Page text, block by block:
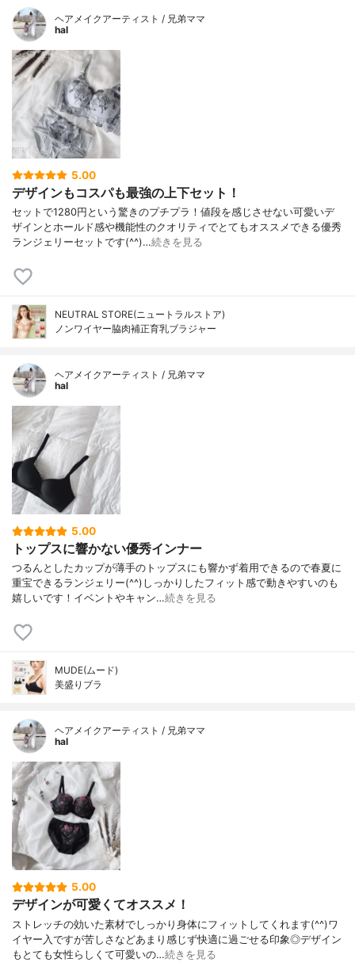
ヘアメイクアーティスト / 兄弟ママ
hal
5.00
デザインもコスパも最強の上下セット！
セットで1280円という驚きのプチプラ！値段を感じさせない可愛いデ
ザインとホールド感や機能性のクオリティでとてもオススメできる優秀
ランジェリーセットです(^^)…続きを見る
NEUTRAL STORE(ニュートラルストア)
ノンワイヤー脇肉補正育乳ブラジャー
ヘアメイクアーティスト / 兄弟ママ
hal
5.00
トップスに響かない優秀インナー
つるんとしたカップが薄手のトップスにも響かず着用できるので春夏に
重宝できるランジェリー(^^)しっかりしたフィット感で動きやすいのも
嬉しいです！イベントやキャン…続きを見る
MUDE(ムード)
美盛りブラ
ヘアメイクアーティスト / 兄弟ママ
hal
5.00
デザインが可愛くてオススメ！
ストレッチの効いた素材でしっかり身体にフィットしてくれます(^^)ワ
イヤー入ですが苦しさなどあまり感じず快適に過ごせる印象◎デザイン
もとても女性らしくて可愛いの…続きを見る